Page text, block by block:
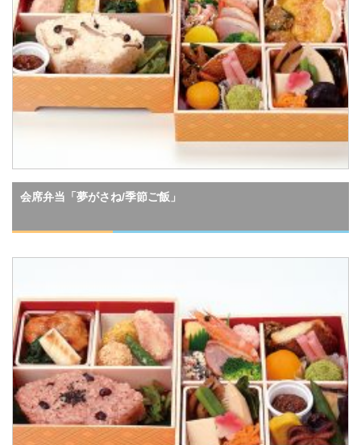
会席弁当「夢がさね/季節ご飯」